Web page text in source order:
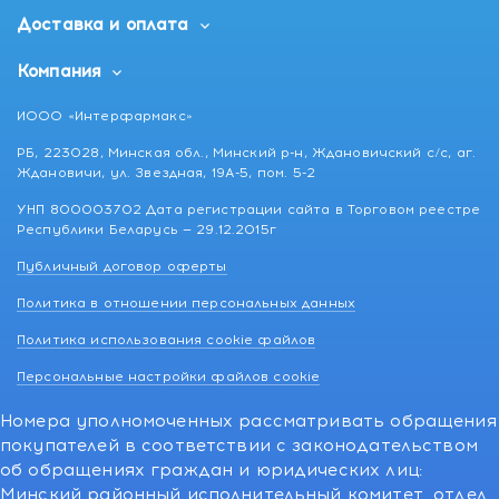
Доставка и оплата
Компания
ИООО «Интерфармакс»
РБ, 223028, Минская обл., Минский р-н, Ждановичский с/с, аг.
Ждановичи, ул. Звездная, 19А-5, пом. 5-2
УНП 800003702 Дата регистрации сайта в Торговом реестре
Республики Беларусь — 29.12.2015г
Публичный договор оферты
Политика в отношении персональных данных
Политика использования cookie файлов
Персональные настройки файлов cookie
Номера уполномоченных рассматривать обращения
покупателей в соответствии с законодательством
об обращениях граждан и юридических лиц:
Минский районный исполнительный комитет, отдел